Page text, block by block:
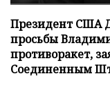
Президент США
просьбы
противоракет,
Соединенным